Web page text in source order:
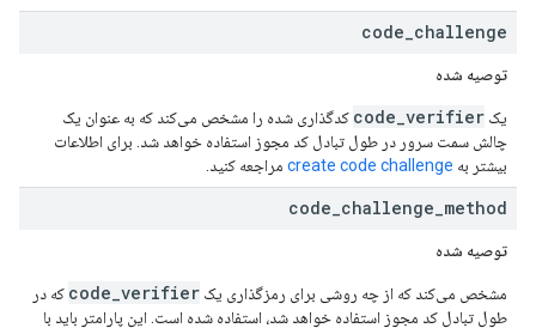
code challenge
توصیه شده
یک code_verifier کدگذاری شده را مشخص می‌کند که به عنوان یک
چالش سمت سرور در طول تبادل کد مجوز استفاده خواهد شد. برای اطلاعات
بیشتر به create code challenge مراجعه کنید.
code challenge method
توصیه شده
مشخص می‌کند که از چه روشی برای رمزگذاری یک code_verifier که در
طول تبادل کد مجوز استفاده خواهد شد، استفاده شده است. این پارامتر باید با